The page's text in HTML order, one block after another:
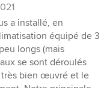
a installé, en
équipé de 3
longs (mais
se sont déroulés
bien œuvré et le